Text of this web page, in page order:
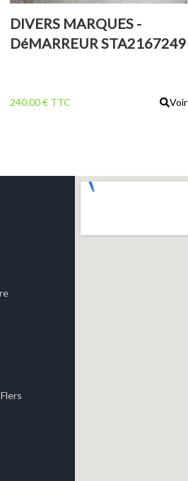
DIVERS MARQUES -
DéMARREUR STA2167249
240.00 € TTC Voir